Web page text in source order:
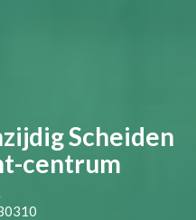
Scheiden
centrum